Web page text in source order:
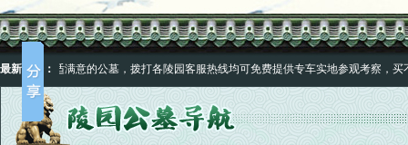
最新公告：
择合适满意的公墓，拨打各陵园客服热线均可免费提供专车实地参观考察，买不
择合适满意的公墓，拨打各陵园客服热线均可免费提供专车实地参观考察，买不